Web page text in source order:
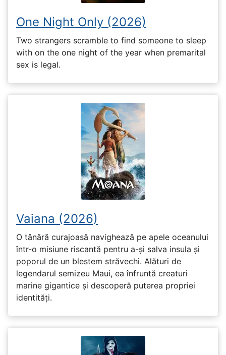
One Night Only (2026)
Two strangers scramble to find someone to sleep
with on the one night of the year when premarital
sex is legal.
Vaiana (2026)
O tânără curajoasă navighează pe apele oceanului
într-o misiune riscantă pentru a-și salva insula și
poporul de un blestem străvechi. Alături de
legendarul semizeu Maui, ea înfruntă creaturi
marine gigantice și descoperă puterea propriei
identități.